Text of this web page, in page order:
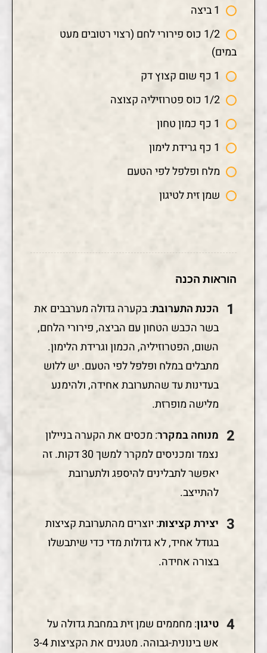
1 ביצה
1/2 כוס פירורי לחם (רצוי רטובים מעט
במים)
1 כף שום קצוץ דק
1/2 כוס פטרוזיליה קצוצה
1 כף כמון טחון
1 כף גרידת לימון
מלח ופלפל לפי הטעם
שמן זית לטיגון
הוראות הכנה
הכנת התערובת: בקערה גדולה מערבבים את
בשר הכבש הטחון עם הביצה, פירורי הלחם,
השום, הפטרוזיליה, הכמון וגרידת הלימון.
מתבלים במלח ופלפל לפי הטעם. יש ללוש
בעדינות עד שהתערובת אחידה, ולהימנע
מלישה מופרזת.
מנוחה במקרר: מכסים את הקערה בניילון
נצמד ומכניסים למקרר למשך 30 דקות. זה
יאפשר לתבלינים להיספג ולתערובת
להתייצב.
יצירת קציצות: יוצרים מהתערובת קציצות
בגודל אחיד, לא גדולות מדי כדי שיתבשלו
בצורה אחידה.
טיגון: מחממים שמן זית במחבת גדולה על
אש בינונית-גבוהה. מטגנים את הקציצות 3-4